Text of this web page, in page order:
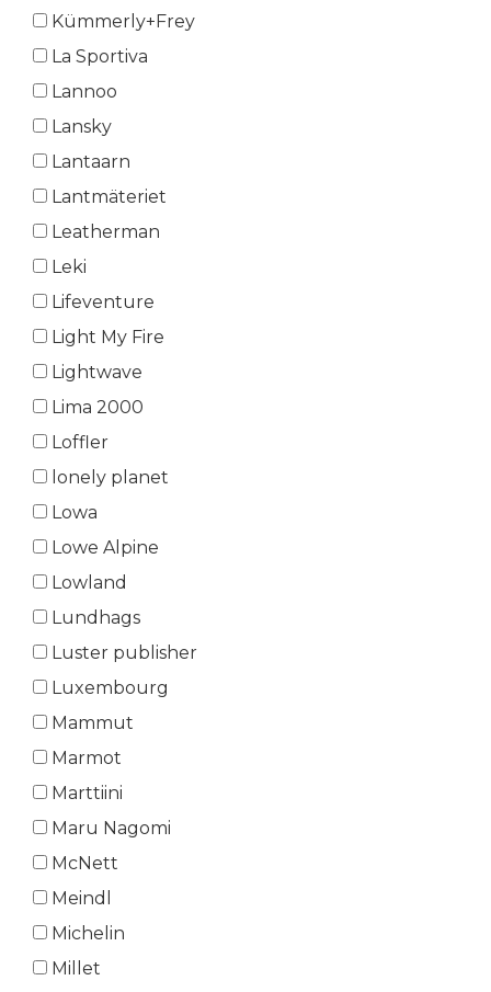
Kümmerly+Frey
La Sportiva
Lannoo
Lansky
Lantaarn
Lantmäteriet
Leatherman
Leki
Lifeventure
Light My Fire
Lightwave
Lima 2000
Loffler
lonely planet
Lowa
Lowe Alpine
Lowland
Lundhags
Luster publisher
Luxembourg
Mammut
Marmot
Marttiini
Maru Nagomi
McNett
Meindl
Michelin
Millet